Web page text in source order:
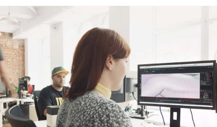
Congrès, réunions et expositions